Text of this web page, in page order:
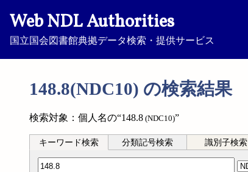
Web NDL Authorities
国立国会図書館典拠データ検索・提供サービス
148.8(NDC10) の検索結果
検索対象：個人名の“148.8 (NDC10)”
キーワード検索 分類記号検索 識別子検索
分類記号検索